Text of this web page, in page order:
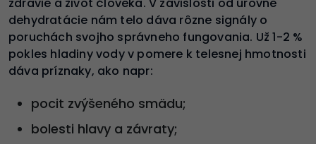
dehydratácie nám telo dáva rôzne signály o
poruchách svojho správneho fungovania. Už 1-2 %
pokles hladiny vody v pomere k telesnej hmotnosti
dáva príznaky, ako napr:
pocit zvýšeného smädu;
bolesti hlavy a závraty;